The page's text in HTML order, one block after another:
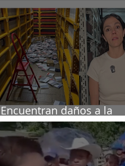
Encuentran daños a la
videoteca de Canal Once